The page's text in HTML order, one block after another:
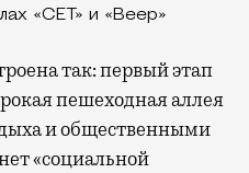
«СЕТ» и «Веер»
так: первый этап
пешеходная аллея
и общественными
«социальной